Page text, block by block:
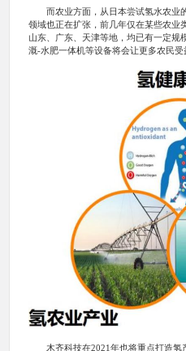
而农业方面，从日本尝试氢水农业
领域也正在扩张，前几年仅在某些农业
山东、广东、天津等地，均已有一定规
溉-水肥一体机等设备将会让更多农民受
木齐科技在2021年也将重点打造氢